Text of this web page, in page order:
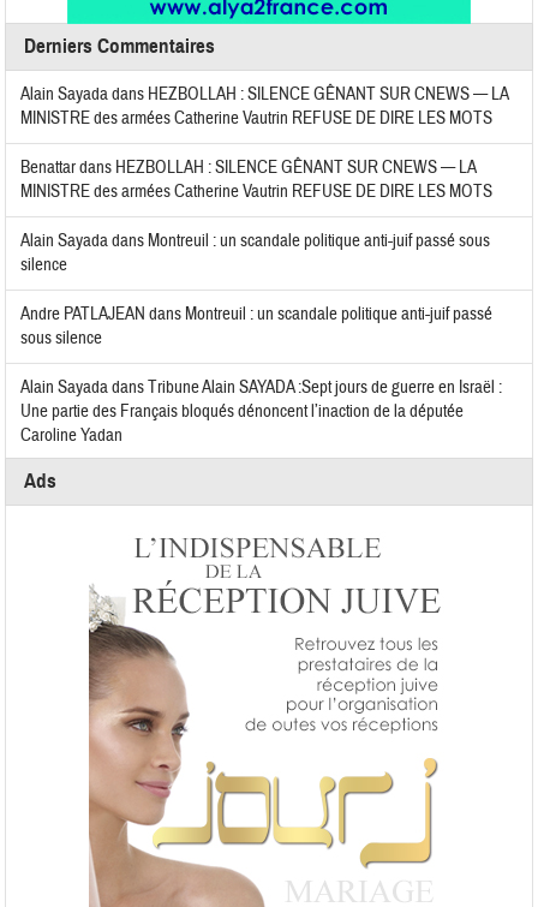
Derniers Commentaires
Alain Sayadadans HEZBOLLAH : SILENCE GÊNANT SUR CNEWS — LA
MINISTRE des armées Catherine Vautrin REFUSE DE DIRE LES MOTS
Benattardans HEZBOLLAH : SILENCE GÊNANT SUR CNEWS — LA
MINISTRE des armées Catherine Vautrin REFUSE DE DIRE LES MOTS
Alain Sayadadans Montreuil : un scandale politique anti-juif passé sous
silence
Andre PATLAJEAN dans Montreuil : un scandale politique anti-juif passé
sous silence
Alain SayadadansTribune Alain SAYADA :Sept jours de guerre en Israël :
Une partie des Français bloqués dénoncent l’inaction de la députée
Caroline Yadan
Ads